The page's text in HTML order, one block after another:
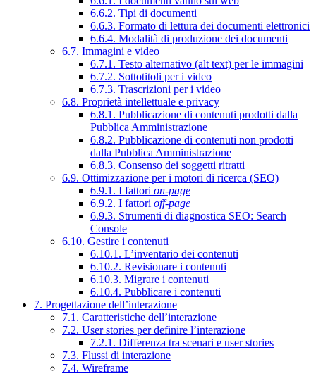
6.6.2. Tipi di documenti
6.6.3. Formato di lettura dei documenti elettronici
6.6.4. Modalità di produzione dei documenti
6.7. Immagini e video
6.7.1. Testo alternativo (alt text) per le immagini
6.7.2. Sottotitoli per i video
6.7.3. Trascrizioni per i video
6.8. Proprietà intellettuale e privacy
6.8.1. Pubblicazione di contenuti prodotti dalla
Pubblica Amministrazione
6.8.2. Pubblicazione di contenuti non prodotti
dalla Pubblica Amministrazione
6.8.3. Consenso dei soggetti ritratti
6.9. Ottimizzazione per i motori di ricerca (SEO)
6.9.1. I fattori on-page
6.9.2. I fattori off-page
6.9.3. Strumenti di diagnostica SEO: Search
Console
6.10. Gestire i contenuti
6.10.1. L’inventario dei contenuti
6.10.2. Revisionare i contenuti
6.10.3. Migrare i contenuti
6.10.4. Pubblicare i contenuti
7. Progettazione dell’interazione
7.1. Caratteristiche dell’interazione
7.2. User stories per definire l’interazione
7.2.1. Differenza tra scenari e user stories
7.3. Flussi di interazione
7.4. Wireframe